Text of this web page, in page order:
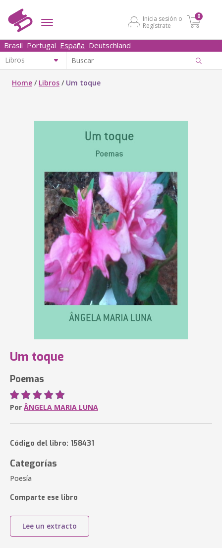
Inicia sesión o
Regístrate
0
Brasil Portugal España Deutschland
Home / Libros / Um toque
Um toque
Poemas
Por ÂNGELA MARIA LUNA
Código del libro: 158431
Categorías
Poesía
Comparte ese libro
Lee un extracto